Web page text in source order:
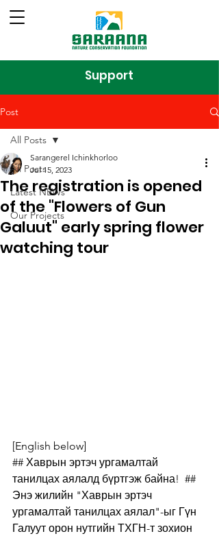
Support
Post
All Posts
Latest NEWs
Our Projects
All Posts
The registration is opened
of the "Flowers of Gun
Galuut" early spring flower
watching tour
Sarangerel Ichinkhorloo
Jul 15, 2023
[English below]
## Хаврын эртэч ургамалтай
танилцах аялалд бүртгэж байна!  ##
Энэ жилийн "Хаврын эртэч
ургамалтай танилцах аялал"-ыг Гүн
Галуут орон нутгийн ТХГН-т зохион